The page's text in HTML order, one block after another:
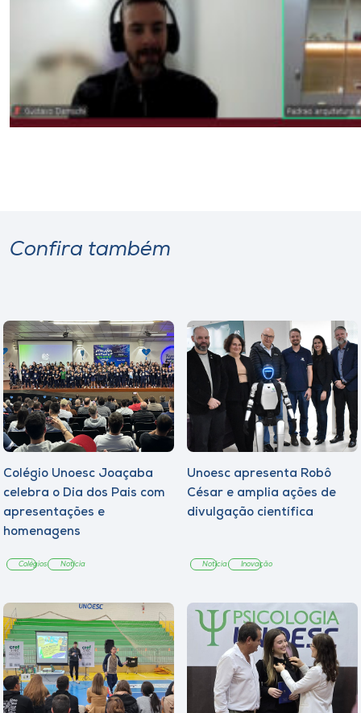
Confira também
Colégio Unoesc Joaçaba
celebra o Dia dos Pais com
apresentações e
homenagens
Colégios Notícia
Unoesc apresenta Robô
César e amplia ações de
divulgação científica
Notícia Inovação